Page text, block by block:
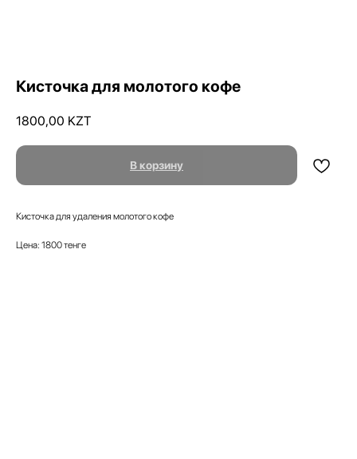
Кисточка для молотого кофе
1800,00 KZT
В корзину
Кисточка для удаления молотого кофе
Цена: 1800 тенге